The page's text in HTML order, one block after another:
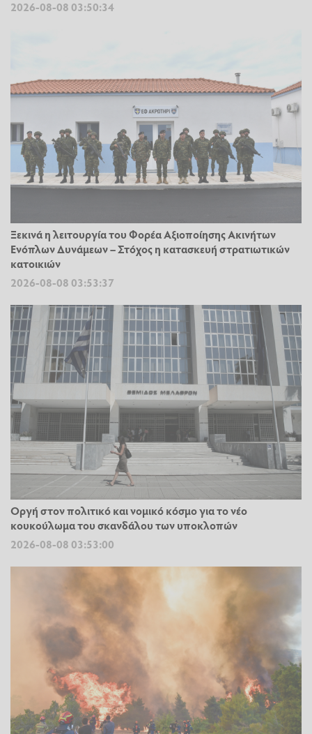
2026-08-08 03:50:34
Ξεκινά η λειτουργία του Φορέα Αξιοποίησης Ακινήτων
Ενόπλων Δυνάμεων – Στόχος η κατασκευή στρατιωτικών
κατοικιών
2026-08-08 03:53:37
Οργή στον πολιτικό και νομικό κόσμο για το νέο
κουκούλωμα του σκανδάλου των υποκλοπών
2026-08-08 03:53:00